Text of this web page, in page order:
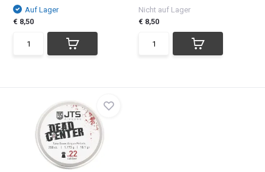
Auf Lager
€ 8,50
Nicht auf Lager
€ 8,50